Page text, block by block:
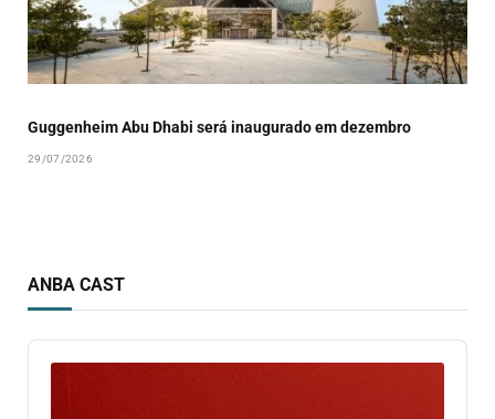
Guggenheim Abu Dhabi será inaugurado em dezembro
29/07/2026
ANBA CAST
Audio
Player